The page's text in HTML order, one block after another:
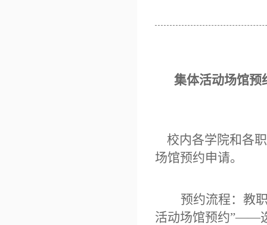
集体活动场馆预
校内各学院和各
场馆预约申请。
预约流程： 教
活动场馆预约”——